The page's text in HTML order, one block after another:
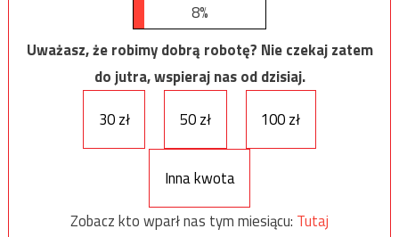
8%
Uważasz, że robimy dobrą robotę? Nie czekaj zatem
do jutra, wspieraj nas od dzisiaj.
30 zł
50 zł 100 zł
Inna kwota
Zobacz kto wparł nas tym miesiącu: Tutaj